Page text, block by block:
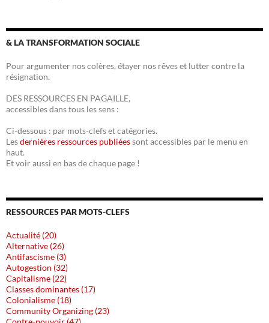
& LA TRANSFORMATION SOCIALE
Pour argumenter nos colères, étayer nos rêves et lutter contre la
résignation.
DES RESSOURCES EN PAGAILLE,
accessibles dans tous les sens :
Ci-dessous : par mots-clefs et catégories.
Lesdernières ressources publiéessont accessibles par le menu en
haut.
Et voir aussi en bas de chaque page !
RESSOURCES PAR MOTS-CLEFS
Actualité (20)
Alternative (26)
Antifascisme (3)
Autogestion (32)
Capitalisme (22)
Classes dominantes (17)
Colonialisme (18)
Community Organizing (23)